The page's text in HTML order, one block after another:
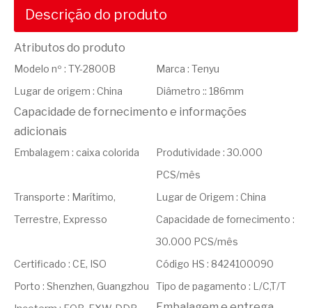
Descrição do produto
Atributos do produto
Modelo nº : TY-2800B Marca : Tenyu
Lugar de origem : China Diâmetro :: 186mm
Capacidade de fornecimento e informações
adicionais
Embalagem : caixa colorida Produtividade :30.000
PCS/mês
Transporte : Marítimo,
Terrestre, Expresso
Lugar de Origem : China
Capacidade de fornecimento :
30.000 PCS/mês
Certificado : CE, ISO Código HS : 8424100090
Porto : Shenzhen, Guangzhou Tipo de pagamento : L/C,T/T